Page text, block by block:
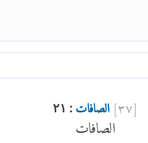
[٣٧]الصافات : ٢١ الصافات